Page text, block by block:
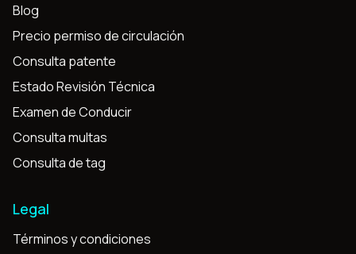
Blog
Precio permiso de circulación
Consulta patente
Estado Revisión Técnica
Examen de Conducir
Consulta multas
Consulta de tag
Legal
Términos y condiciones